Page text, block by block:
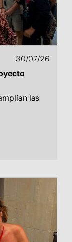
30/07/26
las